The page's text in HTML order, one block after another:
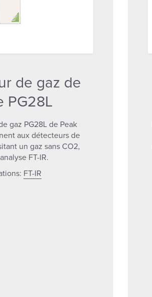
de gaz de
PG28L
gaz PG28L de Peak
aux détecteurs de
un gaz sans CO2,
FT-IR.
FT-IR